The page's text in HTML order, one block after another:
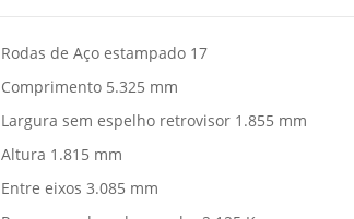
Rodas de Aço estampado 17
Comprimento 5.325 mm
Largura sem espelho retrovisor 1.855 mm
Altura 1.815 mm
Entre eixos 3.085 mm